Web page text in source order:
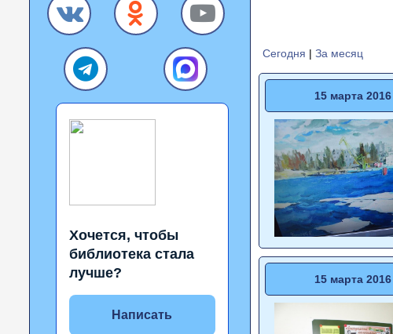
Хочется, чтобы
библиотека стала
лучше?
Написать
Сегодня | За месяц
15 марта 2016
15 марта 2016